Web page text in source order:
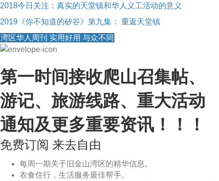
2018今日关注：真实的天堂镇和华人义工活动的意义
2019《你不知道的矽谷》第九集： 重返天堂镇
湾区华人周刊 实用好用 与众不同
第一时间接收爬山召集帖、
游记、旅游线路、重大活动
通知及更多重要资讯！！！
免费订阅 来去自由
每周一期关于旧金山湾区的精华信息。
衣食住行，生活服务最佳帮手。